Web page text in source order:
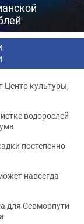
Центр культуры,
водорослей
постепенно
навсегда
для Севморпути